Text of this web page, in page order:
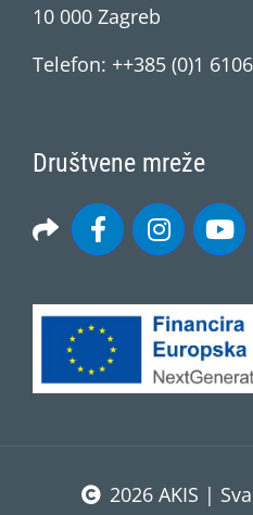
10 000 Zagreb
Telefon: ++385 (0)1
Društvene mreže
2026 AKIS |